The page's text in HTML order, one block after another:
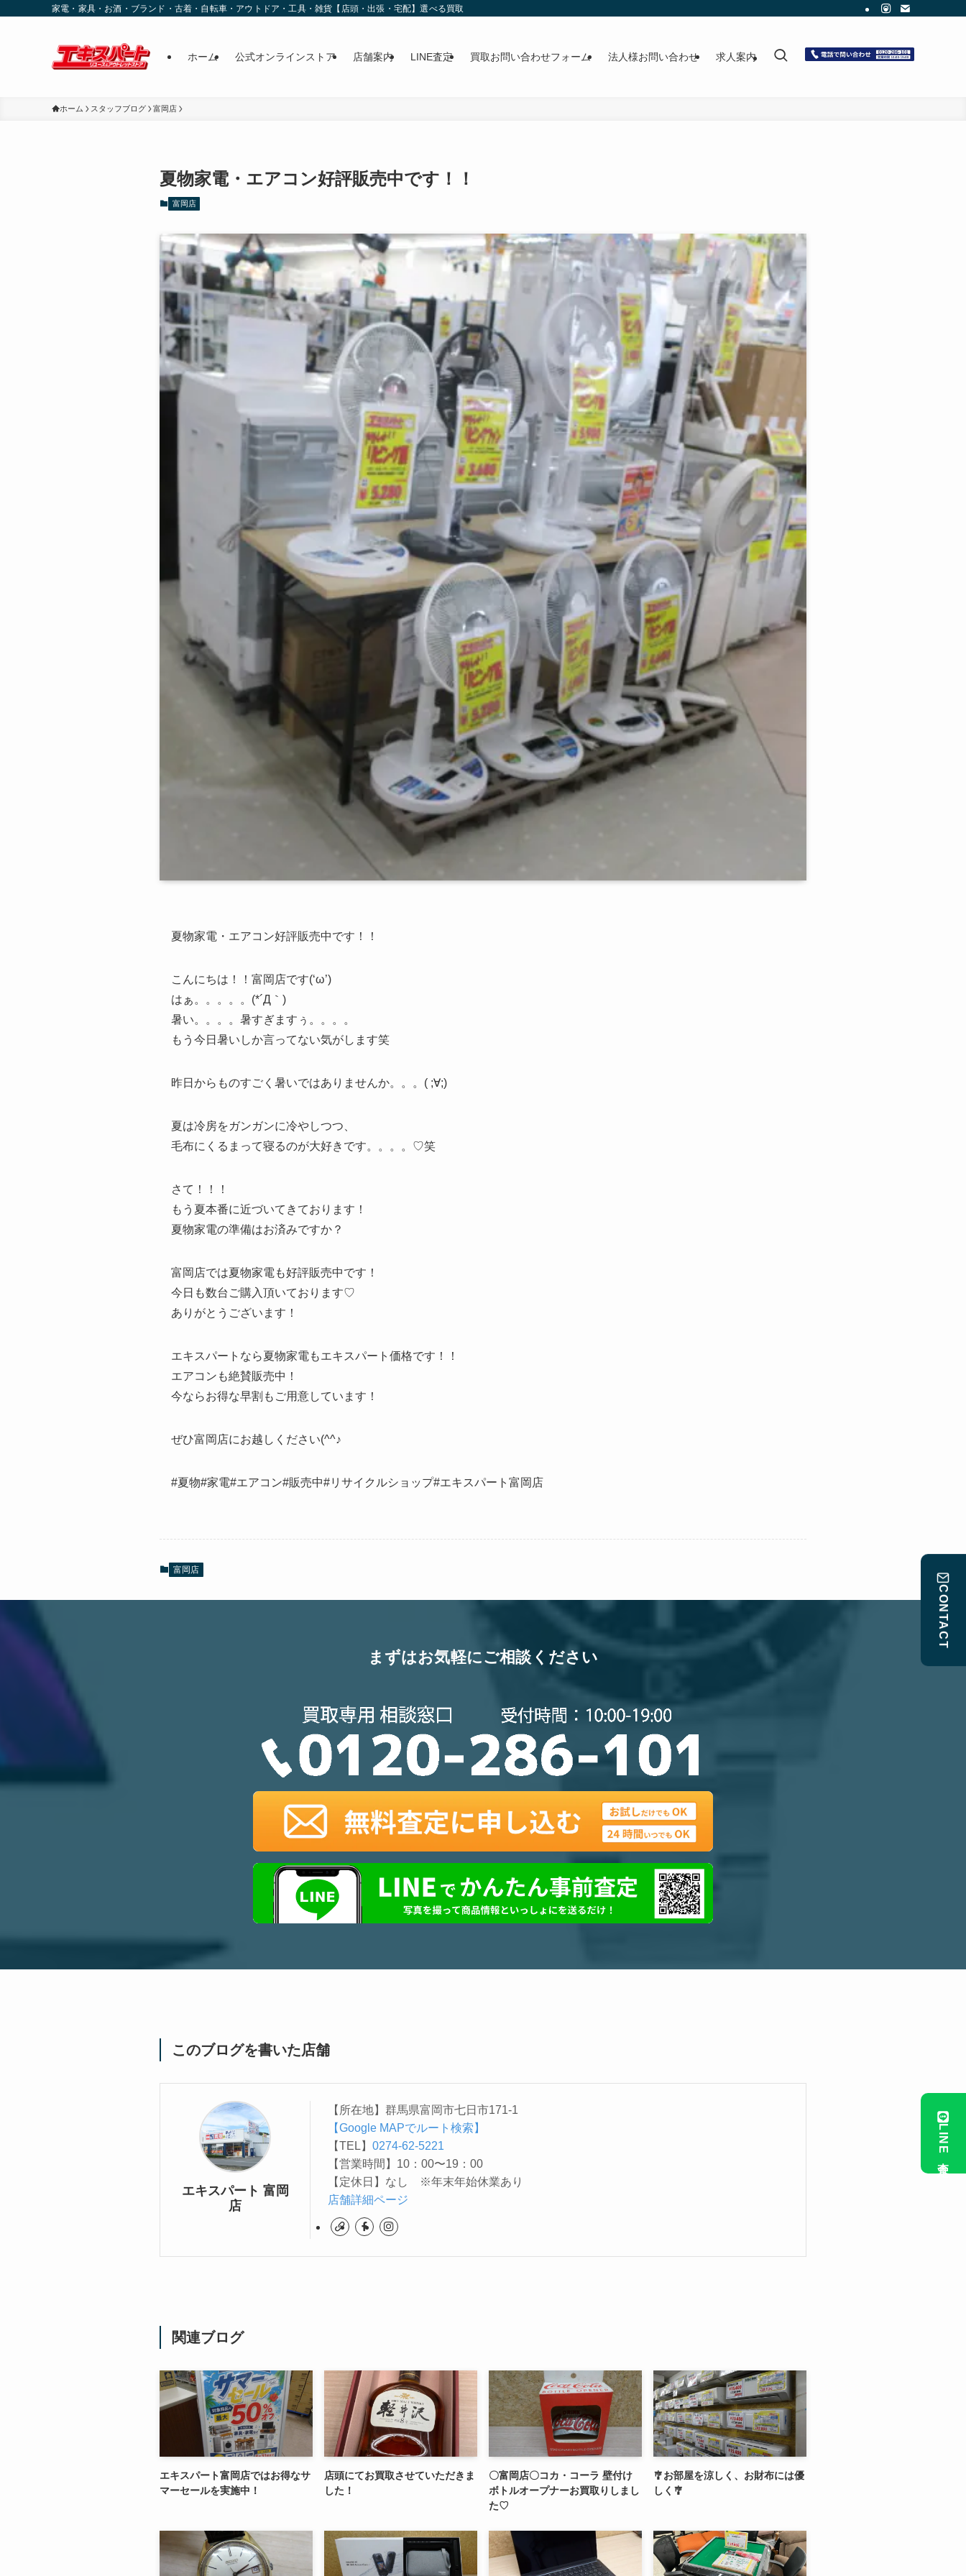
家電・家具・お酒・ブランド・古着・自転車・アウトドア・工具・雑貨【店頭・出張・宅配】選べる買取
ホーム 公式オンラインストア 店舗案内 LINE査定 買取お問い合わせフォーム 法人様お問い合わせ 求人案内
ホーム スタッフブログ 富岡店
夏物家電・エアコン好評販売中です！！
富岡店
夏物家電・エアコン好評販売中です！！
こんにちは！！富岡店です(‘ω’)
はぁ。。。。。(*´Д｀)
暑い。。。。暑すぎますぅ。。。。
もう今日暑いしか言ってない気がします笑
昨日からものすごく暑いではありませんか。。。( ;∀;)
夏は冷房をガンガンに冷やしつつ、
毛布にくるまって寝るのが大好きです。。。。♡笑
さて！！！
もう夏本番に近づいてきております！
夏物家電の準備はお済みですか？
富岡店では夏物家電も好評販売中です！
今日も数台ご購入頂いております♡
ありがとうございます！
エキスパートなら夏物家電もエキスパート価格です！！
エアコンも絶賛販売中！
今ならお得な早割もご用意しています！
ぜひ富岡店にお越しください(^^♪
#夏物#家電#エアコン#販売中#リサイクルショップ#エキスパート富岡店
富岡店
まずはお気軽にご相談ください
このブログを書いた店舗
エキスパート 富岡
店
【所在地】群馬県富岡市七日市171-1
【Google MAPでルート検索】
【TEL】 0274-62-5221
【営業時間】10：00〜19：00
【定休日】なし ※年末年始休業あり
店舗詳細ページ
関連ブログ
エキスパート富岡店ではお得なサ
マーセールを実施中！
店頭にてお買取させていただきま
した！
〇富岡店〇コカ・コーラ 壁付け
ボトルオープナーお買取りしまし
た♡
🎐お部屋を涼しく、お財布には優
しく🎐
CONTACT
LINE査定